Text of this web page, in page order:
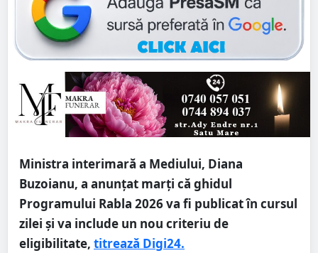
Ministra interimară a Mediului, Diana
Buzoianu, a anunțat marți că ghidul
Programului Rabla 2026 va fi publicat în cursul
zilei și va include un nou criteriu de
eligibilitate, titrează Digi24.